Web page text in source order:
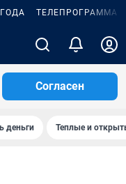
ТЕЛЕПРОГРАММА
Согласен
деньги Теплые и